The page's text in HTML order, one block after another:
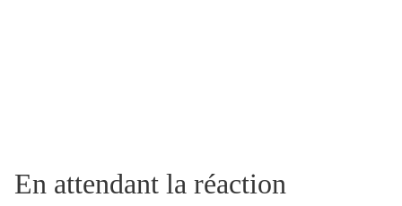
En attendant la réaction